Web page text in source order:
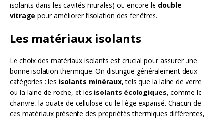
isolants dans les cavités murales) ou encore le double
vitrage pour améliorer l’isolation des fenêtres.
Les matériaux isolants
Le choix des matériaux isolants est crucial pour assurer une
bonne isolation thermique. On distingue généralement deux
catégories : les isolants minéraux, tels que la laine de verre
ou la laine de roche, et les isolants écologiques, comme le
chanvre, la ouate de cellulose ou le liège expansé. Chacun de
ces matériaux présente des propriétés thermiques différentes,